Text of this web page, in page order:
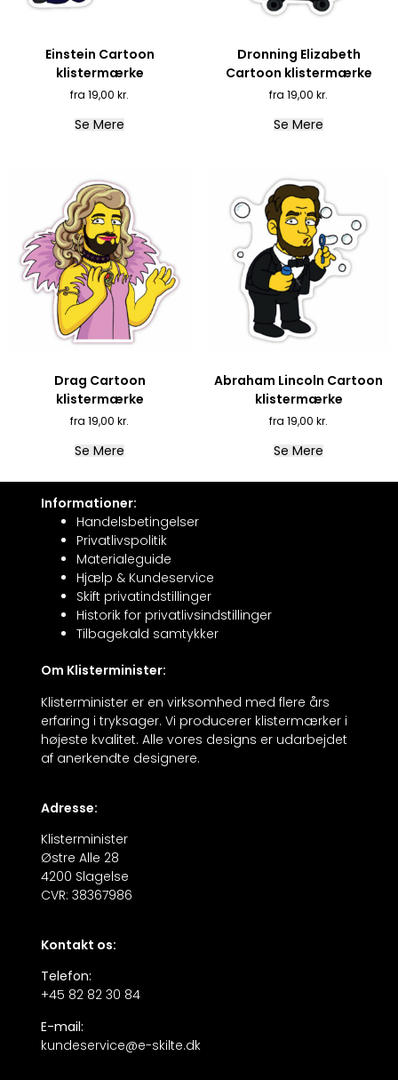
Einstein Cartoon
klistermærke
19,00 kr.
Se Mere
Dronning Elizabeth
Cartoon klistermærke
19,00 kr.
Se Mere
Drag Cartoon
klistermærke
19,00 kr.
Se Mere
Abraham Lincoln Cartoon
klistermærke
19,00 kr.
Se Mere
Informationer:
Handelsbetingelser
Privatlivspolitik
Materialeguide
Hjælp & Kundeservice
Skift privatindstillinger
Historik for privatlivsindstillinger
Tilbagekald samtykker
Om Klisterminister:
Klisterminister er en virksomhed med flere års
erfaring i tryksager. Vi producerer klistermærker i
højeste kvalitet. Alle vores designs er udarbejdet
af anerkendte designere.
Adresse:
Klisterminister
Østre Alle 28
4200 Slagelse
CVR: 38367986
Kontakt os:
Telefon:
+45 82 82 30 84
E-mail:
kundeservice@e-skilte.dk